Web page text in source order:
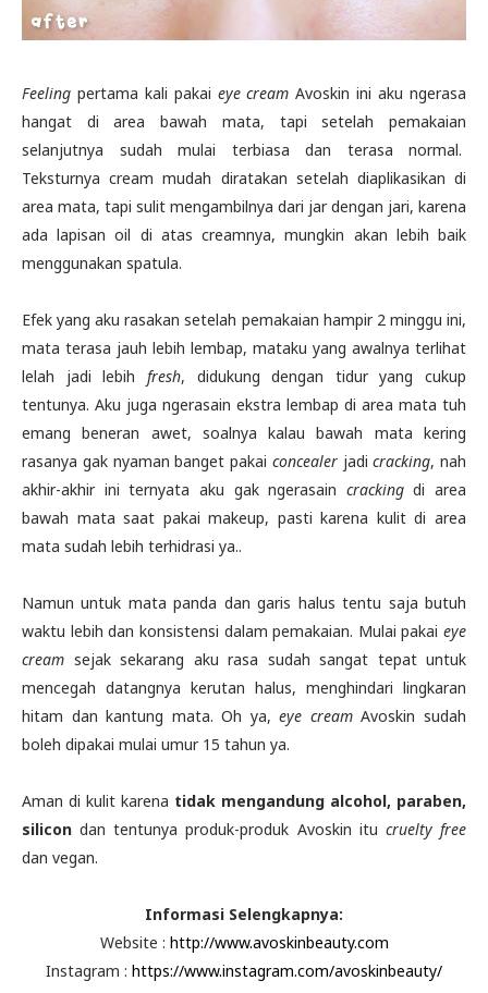
Feeling pertama kali pakai eye creamAvoskin ini aku ngerasa
hangat di area bawah mata, tapi setelah pemakaian
selanjutnya sudah mulai terbiasa dan terasa normal.
Teksturnya cream mudah diratakan setelah diaplikasikan di
area mata, tapi sulit mengambilnya dari jar dengan jari, karena
ada lapisan oil di atas creamnya, mungkin akan lebih baik
menggunakan spatula.
Efek yang aku rasakan setelah pemakaian hampir 2 minggu ini,
mata terasa jauh lebih lembap, mataku yang awalnya terlihat
lelah jadi lebih fresh, didukung dengan tidur yang cukup
tentunya. Aku juga ngerasain ekstra lembap di area mata tuh
emang beneran awet, soalnya kalau bawah mata kering
rasanya gak nyaman banget pakai concealerjadicracking, nah
akhir-akhir ini ternyata aku gak ngerasain crackingdi area
bawah mata saat pakai makeup, pasti karena kulit di area
mata sudah lebih terhidrasi ya..
Namun untuk mata panda dan garis halus tentu saja butuh
waktu lebih dan konsistensi dalam pemakaian. Mulai pakai eye
cream sejak sekarang aku rasa sudah sangat tepat untuk
mencegah datangnya kerutan halus, menghindari lingkaran
hitam dan kantung mata. Oh ya,eye creamAvoskin sudah
boleh dipakai mulai umur 15 tahun ya.
Aman di kulit karena tidak mengandung alcohol, paraben,
silicondan tentunya produk-produk Avoskin itu cruelty free
dan vegan.
Informasi Selengkapnya:
Website : http://www.avoskinbeauty.com
Instagram : https://www.instagram.com/avoskinbeauty/